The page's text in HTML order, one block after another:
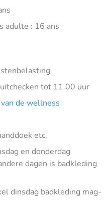
adulte : 16 ans
tot 11.00 uur
de wellness
etc.
en donderdag
dagen is badkleding
dinsdag badkleding mag-